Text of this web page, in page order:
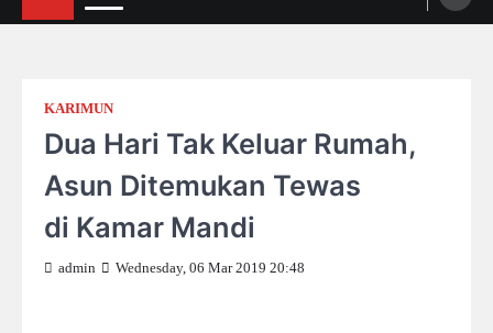
KARIMUN
Dua Hari Tak Keluar Rumah,
Asun Ditemukan Tewas
di Kamar Mandi
admin Wednesday, 06 Mar 2019 20:48